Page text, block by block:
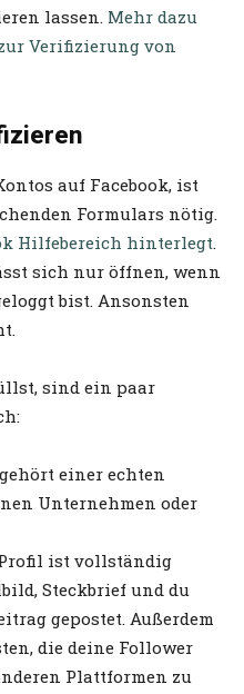
lassen. Mehr dazu
Verifizierung von
auf Facebook, ist
Formulars nötig.
Hilfebereich hinterlegt.
sich nur öffnen, wenn
bist. Ansonsten
sind ein paar
einer echten
Unternehmen oder
ist vollständig
Steckbrief und du
gepostet. Außerdem
die deine Follower
Plattformen zu